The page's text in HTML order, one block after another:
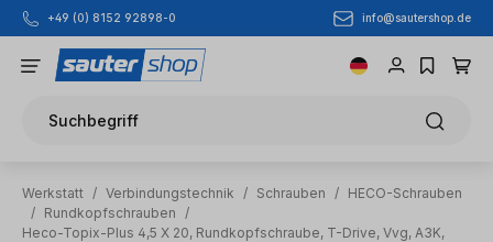
Zum Hauptinhalt springen
+49 (0) 8152 92898-0 info@sautershop.de
Suchbegriff
Werkstatt / Verbindungstechnik / Schrauben / HECO-Schrauben
/ Rundkopfschrauben
/
Heco-Topix-Plus 4,5 X 20, Rundkopfschraube, T-Drive, Vvg, A3K,